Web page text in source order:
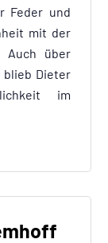
Feder und
mit der
Auch über
blieb Dieter
im